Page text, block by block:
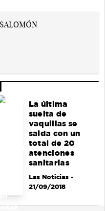
La última
suelta de
vaquillas se
salda con un
total de 20
atenciones
sanitarias
Las Noticias-
21/09/2018